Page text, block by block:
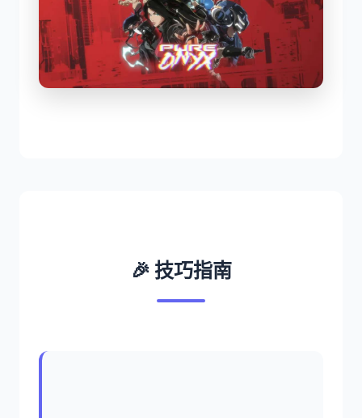
🎉 技巧指南